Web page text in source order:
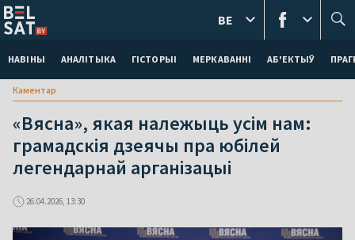
НАВІНЫ АНАЛІТЫКА ГІСТОРЫІ МЕРКАВАННI АБ'ЕКТЫЎ
BE
Каментар
«Вясна», якая належыць усім нам:
грамадскія дзеячы пра юбілей
легендарнай арганізацыі
26.04.2026, 13:30